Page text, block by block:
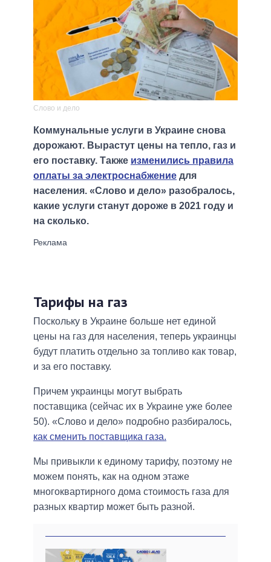
Слово и дело
Коммунальные услуги в Украине снова
дорожают. Вырастут цены на тепло, газ и
его поставку. Также изменились правила
оплаты за электроснабжение для
населения. «Слово и дело» разобралось,
какие услуги станут дороже в 2021 году и
на сколько.
Тарифы на газ
Поскольку в Украине больше нет единой
цены на газ для населения, теперь украинцы
будут платить отдельно за топливо как товар,
и за его поставку.
Причем украинцы могут выбрать
поставщика (сейчас их в Украине уже более
50). «Слово и дело» подробно разбиралось,
как сменить поставщика газа.
Мы привыкли к единому тарифу, поэтому не
можем понять, как на одном этаже
многоквартирного дома стоимость газа для
разных квартир может быть разной.